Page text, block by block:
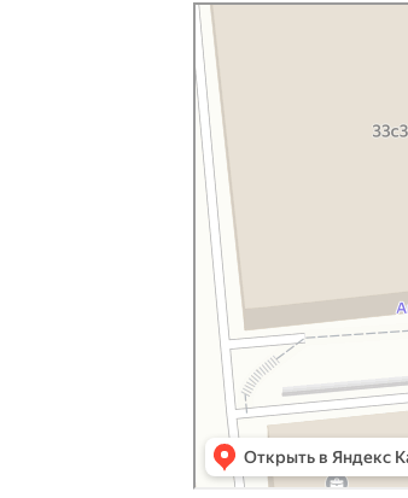
Московская Библейская
Протестантская церковь в